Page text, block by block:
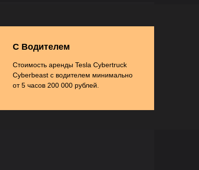
С Водителем
Стоимость аренды Tesla Cybertruck
Cyberbeast с водителем минимально
от 5 часов 200 000 рублей.